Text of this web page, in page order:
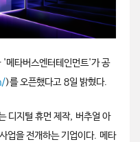
'메타버스엔터테인먼트'가 공
)를 오픈했다고 8일 밝혔다.
디지털 휴먼 제작, 버추얼 아
업을 전개하는 기업이다. 메타